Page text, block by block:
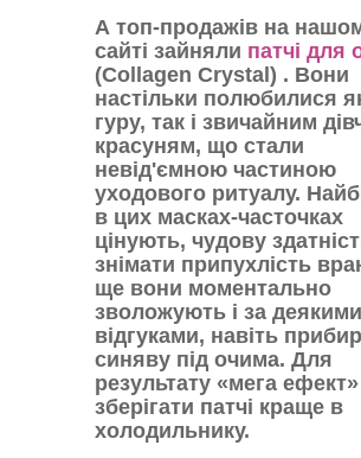
А топ-продажів на
сайті зайняли патчі для
(Collagen Crystal) . Вони
настільки полюбилися
гуру, так і звичайним
красуням, що стали
невід'ємною частиною
уходового ритуалу.
в цих масках-часточках
цінують, чудову
знімати припухлість
ще вони моментально
зволожують і за деякими
відгуками, навіть
синяву під очима. Для
результату «мега ефект»
зберігати патчі краще в
холодильнику.